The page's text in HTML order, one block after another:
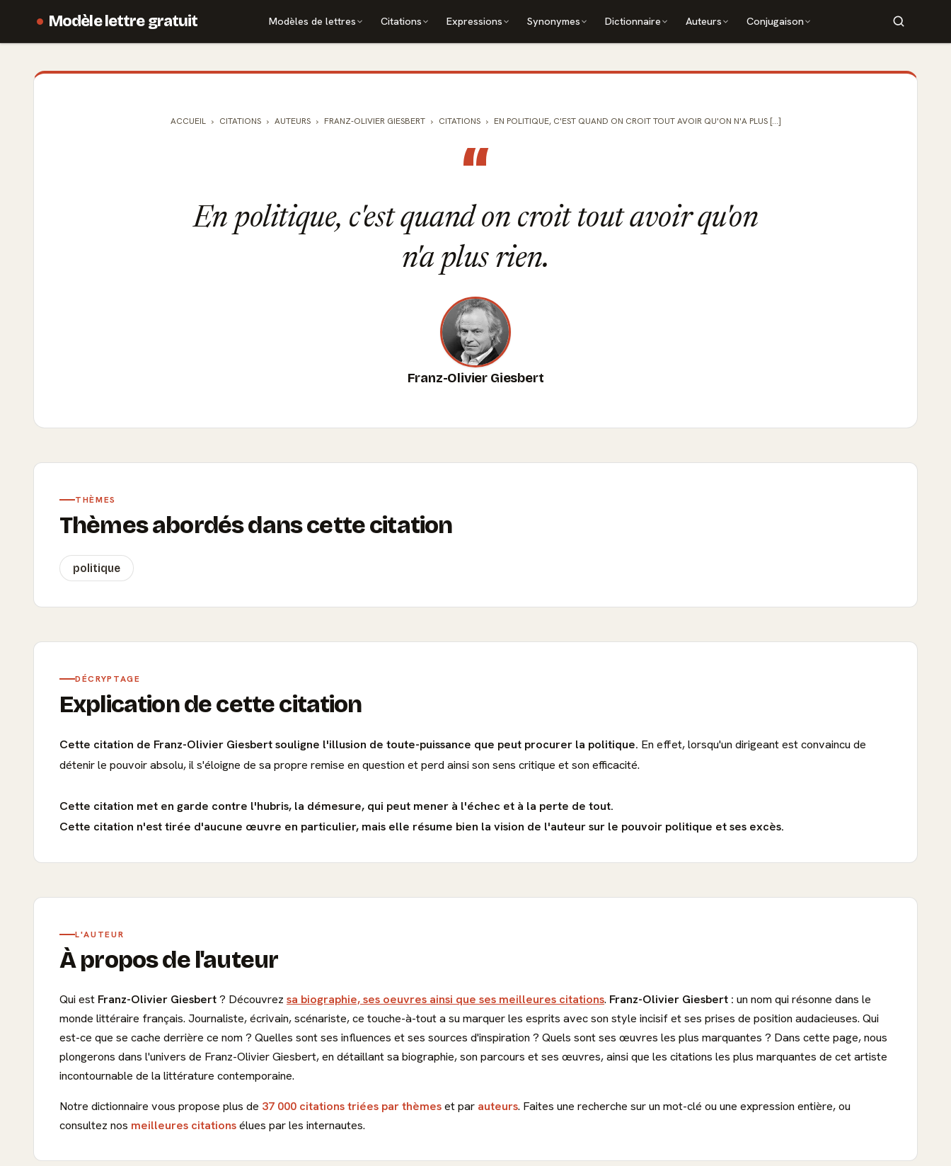
Modèle lettre gratuit Modèles de lettres Citations Expressions Synonymes Dictionnaire Auteurs Conjugaison
ACCUEIL CITATIONS AUTEURS FRANZ-OLIVIER GIESBERT CITATIONS EN POLITIQUE, C'EST QUAND ON CROIT TOUT AVOIR QU'ON N'A PLUS [...]
“
En politique, c'est quand on croit tout avoir qu'on
n'a plus rien.
Franz-Olivier Giesbert
THÈMES
Thèmes abordés dans cette citation
politique
DÉCRYPTAGE
Explication de cette citation
Cette citation de Franz-Olivier Giesbert souligne l'illusion de toute-puissance que peut procurer la politique. En effet, lorsqu'un dirigeant est convaincu de
détenir le pouvoir absolu, il s'éloigne de sa propre remise en question et perd ainsi son sens critique et son efficacité.
Cette citation met en garde contre l'hubris, la démesure, qui peut mener à l'échec et à la perte de tout.
Cette citation n'est tirée d'aucune œuvre en particulier, mais elle résume bien la vision de l'auteur sur le pouvoir politique et ses excès.
L'AUTEUR
À propos de l'auteur
Qui est Franz-Olivier Giesbert? Découvrez sa biographie, ses oeuvres ainsi que ses meilleures citations. Franz-Olivier Giesbert : un nom qui résonne dans le
monde littéraire français. Journaliste, écrivain, scénariste, ce touche-à-tout a su marquer les esprits avec son style incisif et ses prises de position audacieuses. Qui
est-ce que se cache derrière ce nom ? Quelles sont ses influences et ses sources d'inspiration ? Quels sont ses œuvres les plus marquantes ? Dans cette page, nous
plongerons dans l'univers de Franz-Olivier Giesbert, en détaillant sa biographie, son parcours et ses œuvres, ainsi que les citations les plus marquantes de cet artiste
incontournable de la littérature contemporaine.
Notre dictionnaire vous propose plus de 37 000 citations triées par thèmeset par auteurs. Faites une recherche sur un mot-clé ou une expression entière, ou
consultez nos meilleures citationsélues par les internautes.